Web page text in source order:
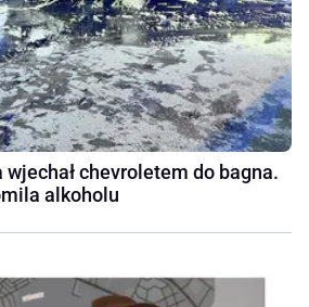
chevroletem do bagna.
alkoholu